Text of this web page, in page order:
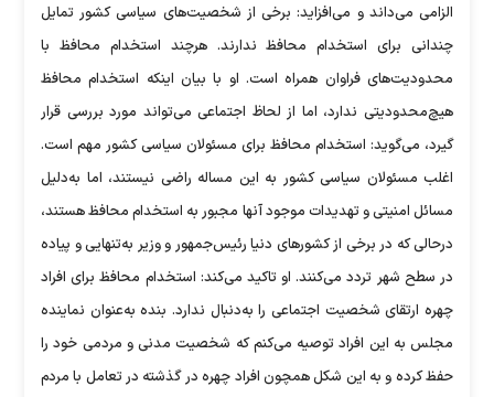
الزامی می‌داند و می‌افزاید: برخی از شخصیت‌های سیاسی کشور تمایل
چندانی برای استخدام محافظ ندارند. هرچند استخدام محافظ با
محدودیت‌های فراوان همراه است. او با بیان اینکه استخدام محافظ
هیچ‌محدودیتی ندارد، اما از لحاظ اجتماعی می‌تواند مورد بررسی قرار
گیرد، می‌گوید‌: استخدام محافظ برای مسئولان سیاسی کشور مهم است.
اغلب مسئولان سیاسی کشور به این مساله راضی نیستند، اما به‌دلیل
مسائل امنیتی و تهدیدات موجود آنها مجبور به استخدام محافظ هستند،
درحالی که در برخی از کشورهای دنیا رئیس‌جمهور و وزیر به‌تنهایی و پیاده
در سطح شهر تردد می‌کنند. او تاکید می‌کند: استخدام محافظ برای افراد
چهره ارتقای شخصیت اجتماعی را به‌دنبال ندارد. بنده به‌عنوان نماینده
مجلس به این افراد توصیه می‌کنم که شخصیت مدنی و مردمی خود را
حفظ کرده و به این شکل همچون افراد چهره در گذشته در تعامل با مردم